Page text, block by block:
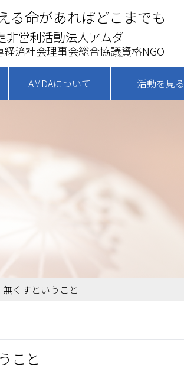
る命があればどこまでも
非営利活動法人アムダ
経済社会理事会総合協議資格NGO
AMDAについて 活動を見る
無くすということ
こと